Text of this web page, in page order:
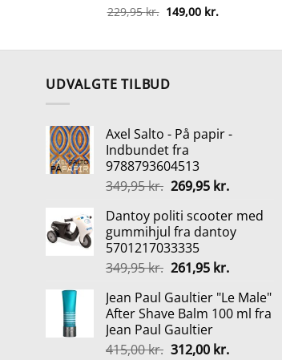
229,95kr. Den
oprindelige
149,00 kr.Den
UDVALGTE TILBUD
Axel Salto - På papir -
Indbundet fra
9788793604513
349,95kr. Den
pris
var:
349,95 kr..
269,95 kr.Den
pris
er:
Dantoy politi scooter med
gummihjul fra dantoy
5701217033335
349,95kr. Den
pris
var:
349,95 kr..
261,95 kr.Den
pris
er:
Jean Paul Gaultier "Le Male"
After Shave Balm 100 ml fra
Jean Paul Gaultier
415,00kr. Den
312,00 kr.Den